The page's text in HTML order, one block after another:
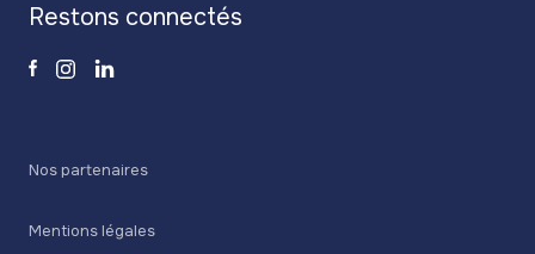
restons connectés
Nos partenaires
Mentions légales